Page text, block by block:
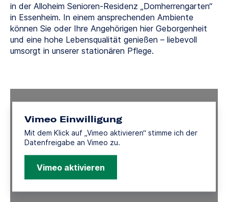
in der Alloheim Senioren-Residenz „Domherrengarten“
in Essenheim. In einem ansprechenden Ambiente
können Sie oder Ihre Angehörigen hier Geborgenheit
und eine hohe Lebensqualität genießen – liebevoll
umsorgt in unserer stationären Pflege.
Vimeo Einwilligung
Mit dem Klick auf „Vimeo aktivieren“ stimme ich der
Datenfreigabe an Vimeo zu.
Vimeo aktivieren